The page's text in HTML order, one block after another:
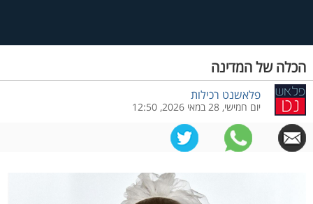
הכלה של המדינה
פלאשנט רכילות
יום חמישי, 28 במאי 2026, 12:50